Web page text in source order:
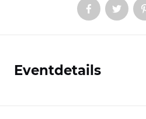
Eventdetails